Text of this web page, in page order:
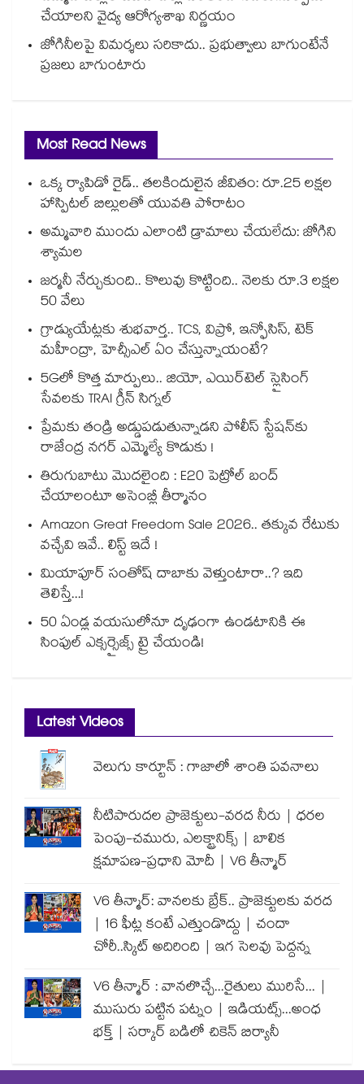
చేయాలని వైద్య ఆరోగ్యశాఖ నిర్ణయం
జోగినీలపై విమర్శలు సరికాదు.. ప్రభుత్వాలు బాగుంటేనే
ప్రజలు బాగుంటారు
Most Read News
ఒక్క ర్యాపిడో రైడ్.. తలకిందులైన జీవితం: రూ.25 లక్షల
హాస్పిటల్ బిల్లులతో యువతి పోరాటం
అమ్మవారి ముందు ఎలాంటి డ్రామాలు చేయలేదు: జోగిని
శ్యామల
జర్మనీ నేర్చుకుంది.. కొలువు కొట్టింది.. నెలకు రూ.3 లక్షల
50 వేలు
గ్రాడ్యుయేట్లకు శుభవార్త.. TCS, విప్రో, ఇన్ఫోసిస్, టెక్
మహీంద్రా, హెచ్సీఎల్ ఏం చేస్తున్నాయంటే?
5Gలో కొత్త మార్పులు.. జియో, ఎయిర్‌టెల్ స్లైసింగ్
సేవలకు TRAI గ్రీన్ సిగ్నల్
ప్రేమకు తండ్రి అడ్డుపడుతున్నాడని పోలీస్ స్టేషన్⁪కు
రాజేంద్ర నగర్ ఎమ్మెల్యే కొడుకు !
తిరుగుబాటు మొదలైంది : E20 పెట్రోల్ బంద్
చేయాలంటూ అసెంబ్లీ తీర్మానం
Amazon Great Freedom Sale 2026.. తక్కువ రేటుకు
వచ్చేవి ఇవే.. లిస్ట్ ఇదే !
మియాపూర్ సంతోష్ దాబాకు వెళ్తుంటారా..? ఇది
తెలిస్తే...!
50 ఏండ్ల వయసులోనూ దృఢంగా ఉండటానికి ఈ
సింపుల్ ఎక్సర్సైజ్స్ ట్రై చేయండి!
Latest Videos
వెలుగు కార్టూన్ : గాజాలో శాంతి పవనాలు
నీటిపారుదల ప్రాజెక్టులు-వరద నీరు | ధరల
పెంపు-చమురు, ఎలక్ట్రానిక్స్ | బాలిక
క్షమాపణ-ప్రధాని మోదీ | V6 తీన్మార్
V6 తీన్మార్: వానలకు బ్రేక్.. ప్రాజెక్టులకు వరద
| 16 ఫీట్ల కంటే ఎత్తుండొద్దు | చందా
చోరీ..స్కిట్ అదిరింది | ఇగ సెలవు పెద్దన్న
V6 తీన్మార్ : వానలొచ్చే...రైతులు మురిసే... |
ముసురు పట్టిన పట్నం | ఇడియట్స్...అంధ
భక్త్ | సర్కార్ బడిలో చికెన్ బిర్యానీ